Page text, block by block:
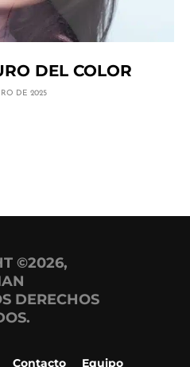
DEL COLOR
DE 2025
©2026,
DERECHOS
Contacto Equipo